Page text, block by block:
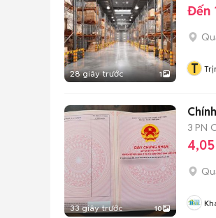
28 giây trước 1
Đến
T
33 giây trước 10
3 PN